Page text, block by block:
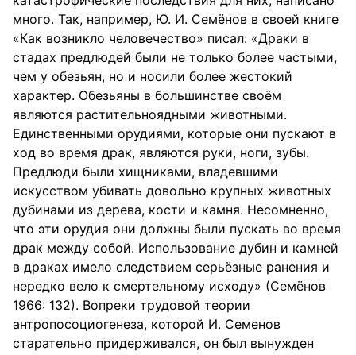
много. Так, например, Ю. И. Семёнов в своей книге
«Как возникло человечество» писал: «Драки в
стадах предлюдей были не только более частыми,
чем у обезьян, но и носили более жестокий
характер. Обезьяны в большинстве своём
являются растительноядными животными.
Единственными орудиями, которые они пускают в
ход во время драк, являются руки, ноги, зубы.
Предлюди были хищниками, владевшими
искусством убивать довольно крупных животных
дубинами из дерева, кости и камня. Несомненно,
что эти орудия они должны были пускать во время
драк между собой. Использование дубин и камней
в драках имело следствием серьёзные ранения и
нередко вело к смертельному исходу» (Семёнов
1966: 132). Вопреки трудовой теории
антропосоциогенеза, которой И. Семенов
старательно придерживался, он был вынужден